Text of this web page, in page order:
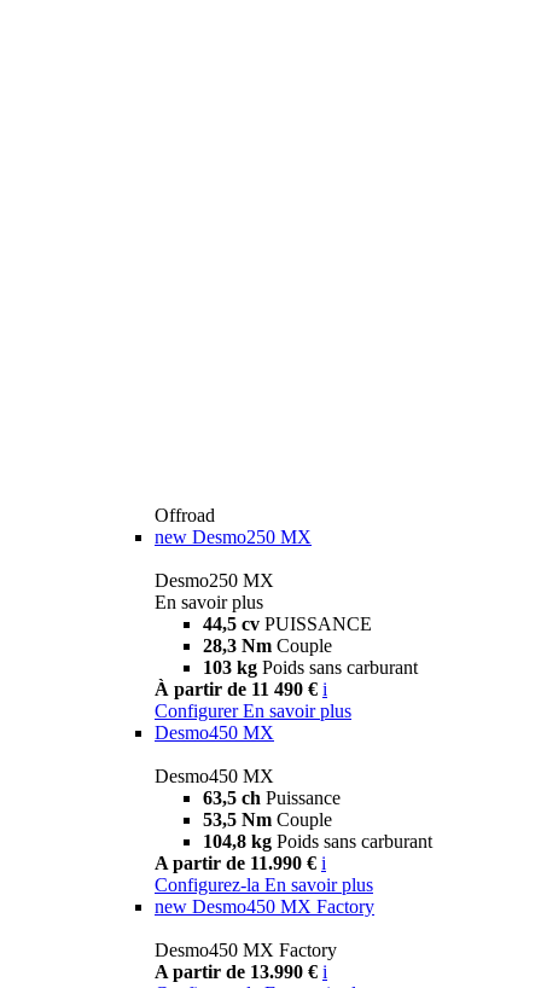
Offroad
new Desmo250 MX
Desmo250 MX
En savoir plus
44,5 cv PUISSANCE
28,3 Nm Couple
103 kg Poids sans carburant
À partir de 11 490 € i
Configurer En savoir plus
Desmo450 MX
Desmo450 MX
63,5 ch Puissance
53,5 Nm Couple
104,8 kg Poids sans carburant
A partir de 11.990 € i
Configurez-la En savoir plus
new Desmo450 MX Factory
Desmo450 MX Factory
A partir de 13.990 € i